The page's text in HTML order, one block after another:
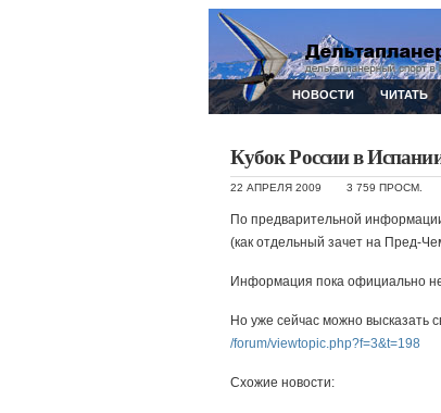
НОВОСТИ ЧИТАТЬ
Кубок России в
22 АПРЕЛЯ 2009 3 759 ПРОСМ.
По предварительной
(как отдельный зачет на Пред-
Информация пока официально
Но уже сейчас можно высказать
/forum/viewtopic.php?f=3&t=198
Схожие новости: